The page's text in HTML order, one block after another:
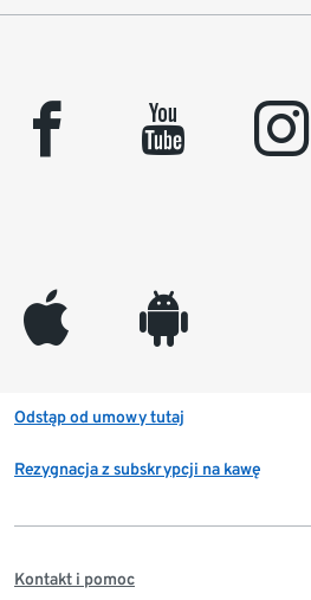
facebook youtube instagram
appleinc android
Odstąp od umowy tutaj
Rezygnacja z subskrypcji na kawę
Kontakt i pomoc